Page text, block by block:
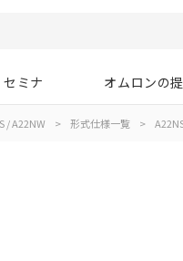
セミナ オムロンの
/ A22NW > 形式仕様一覧 >